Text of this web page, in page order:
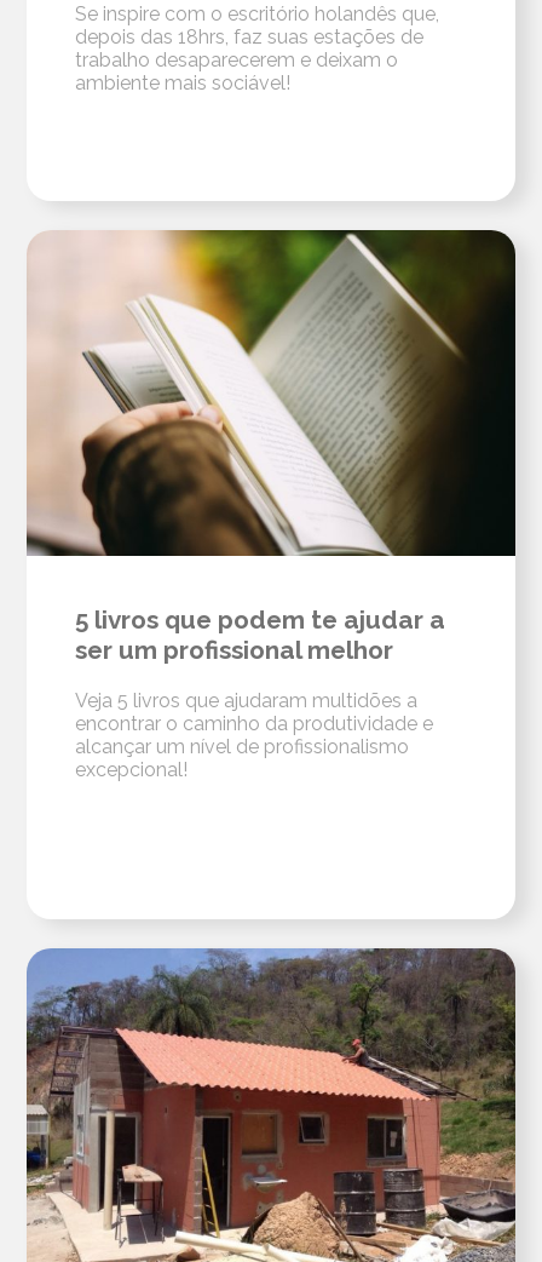
Se inspire com o escritório holandês que,
depois das 18hrs, faz suas estações de
trabalho desaparecerem e deixam o
ambiente mais sociável!
5 livros que podem te ajudar a
ser um profissional melhor
Veja 5 livros que ajudaram multidões a
encontrar o caminho da produtividade e
alcançar um nível de profissionalismo
excepcional!